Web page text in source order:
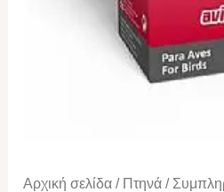
Αρχική σελίδα / Πτηνά /